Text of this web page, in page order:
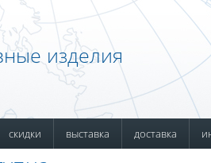
изделия
скидки выставка доставка